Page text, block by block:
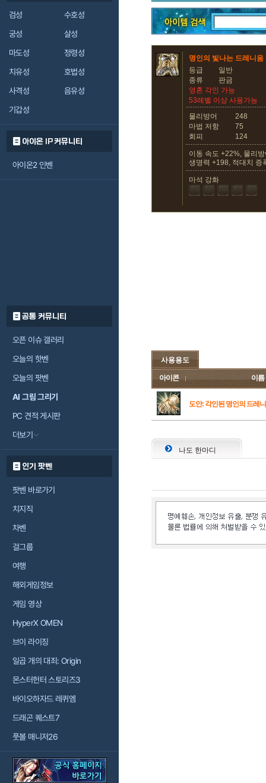
검성
수호성
궁성
살성
마도성
정령성
치유성
호법성
사격성
음유성
기갑성
아이온 IP 커뮤니티
아이온2 인벤
공통 커뮤니티
오픈 이슈 갤러리
오늘의 핫벤
오늘의 팟벤
AI 그림 그리기
PC 견적 게시판
더보기
인기 팟벤
팟벤 바로가기
치지직
차벤
걸그룹
여행
해외게임정보
게임 영상
HyperX OMEN
브이 라이징
일곱 개의 대죄: Origin
몬스터헌터 스토리즈3
바이오하자드 레퀴엠
드래곤 퀘스트7
풋볼 매니저26
명인의 빛나는 드레니움
등급
일반
종류
판금
영혼 각인 가능
53레벨 이상 사용가능
물리방어
248
마법 저항
75
회피
124
이동 속도 +22%, 물리
생명력 +198, 적대치 증
마석 강화
사용용도
아이콘 이름
도안: 각인된 명인의 드레
나도 한마디